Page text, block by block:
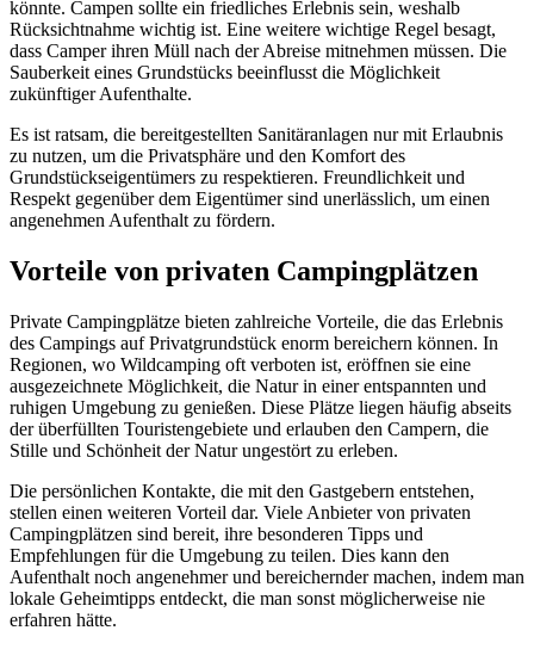
könnte. Campen sollte ein friedliches Erlebnis sein, weshalb
Rücksichtnahme wichtig ist. Eine weitere wichtige Regel besagt,
dass Camper ihren Müll nach der Abreise mitnehmen müssen. Die
Sauberkeit eines Grundstücks beeinflusst die Möglichkeit
zukünftiger Aufenthalte.
Es ist ratsam, die bereitgestellten Sanitäranlagen nur mit Erlaubnis
zu nutzen, um die Privatsphäre und den Komfort des
Grundstückseigentümers zu respektieren. Freundlichkeit und
Respekt gegenüber dem Eigentümer sind unerlässlich, um einen
angenehmen Aufenthalt zu fördern.
Vorteile von privaten Campingplätzen
Private Campingplätze bieten zahlreiche Vorteile, die das Erlebnis
des Campings auf Privatgrundstück enorm bereichern können. In
Regionen, wo Wildcamping oft verboten ist, eröffnen sie eine
ausgezeichnete Möglichkeit, die Natur in einer entspannten und
ruhigen Umgebung zu genießen. Diese Plätze liegen häufig abseits
der überfüllten Touristengebiete und erlauben den Campern, die
Stille und Schönheit der Natur ungestört zu erleben.
Die persönlichen Kontakte, die mit den Gastgebern entstehen,
stellen einen weiteren Vorteil dar. Viele Anbieter von privaten
Campingplätzen sind bereit, ihre besonderen Tipps und
Empfehlungen für die Umgebung zu teilen. Dies kann den
Aufenthalt noch angenehmer und bereichernder machen, indem man
lokale Geheimtipps entdeckt, die man sonst möglicherweise nie
erfahren hätte.